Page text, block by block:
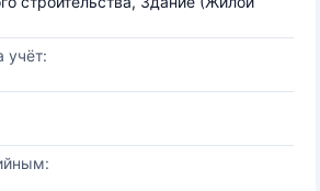
учёт: